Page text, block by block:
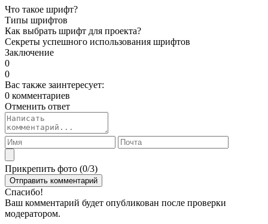
Что такое шрифт?
Типы шрифтов
Как выбрать шрифт для проекта?
Секреты успешного использования шрифтов
Заключение
0
0
Вас также заинтересует:
0 комментариев
Отменить ответ
Прикрепить фото (0/3)
Спасибо!
Ваш комментарий будет опубликован после проверки
модератором.